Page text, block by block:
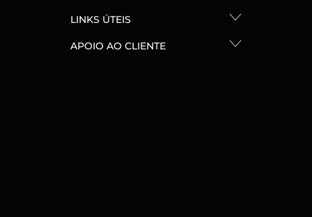
LINKS ÚTEIS
APOIO AO CLIENTE